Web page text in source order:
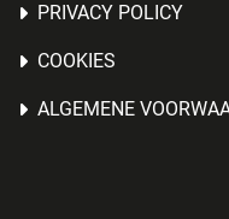
PRIVACY POLICY
COOKIES
ALGEMENE